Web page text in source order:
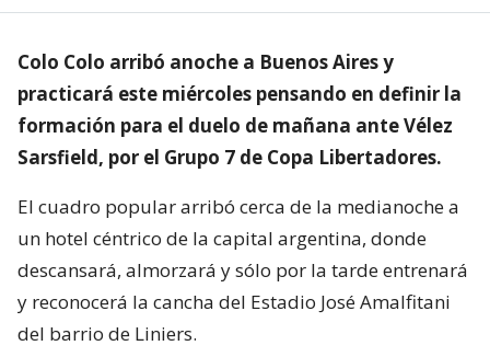
Colo Colo arribó anoche a Buenos Aires y
practicará este miércoles pensando en definir la
formación para el duelo de mañana ante Vélez
Sarsfield, por el Grupo 7 de Copa Libertadores.
El cuadro popular arribó cerca de la medianoche a
un hotel céntrico de la capital argentina, donde
descansará, almorzará y sólo por la tarde entrenará
y reconocerá la cancha del Estadio José Amalfitani
del barrio de Liniers.